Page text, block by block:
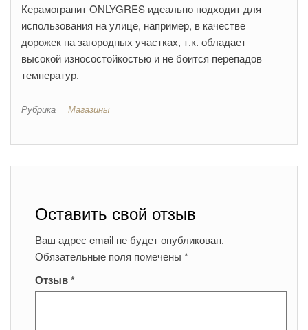
Керамогранит ONLYGRES идеально подходит для
использования на улице, например, в качестве
дорожек на загородных участках, т.к. обладает
высокой износостойкостью и не боится перепадов
температур.
Рубрика Магазины
Оставить свой отзыв
Ваш адрес email не будет опубликован.
Обязательные поля помечены *
Отзыв*